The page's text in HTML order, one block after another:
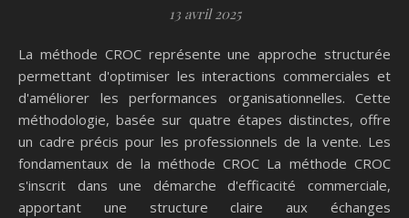
13 avril 2025
La méthode CROC représente une approche structurée
permettant d'optimiser les interactions commerciales et
d'améliorer les performances organisationnelles. Cette
méthodologie, basée sur quatre étapes distinctes, offre
un cadre précis pour les professionnels de la vente. Les
fondamentaux de la méthode CROC La méthode CROC
s'inscrit dans une démarche d'efficacité commerciale,
apportant une structure claire aux échanges